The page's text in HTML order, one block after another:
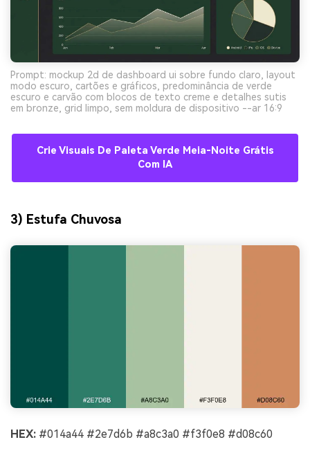
Prompt: mockup 2d de dashboard ui sobre fundo claro, layout
modo escuro, cartões e gráficos, predominância de verde
escuro e carvão com blocos de texto creme e detalhes sutis
em bronze, grid limpo, sem moldura de dispositivo --ar 16:9
Crie Visuais De Paleta Verde Meia-Noite Grátis
Com IA
3) Estufa Chuvosa
HEX: #014a44 #2e7d6b #a8c3a0 #f3f0e8 #d08c60